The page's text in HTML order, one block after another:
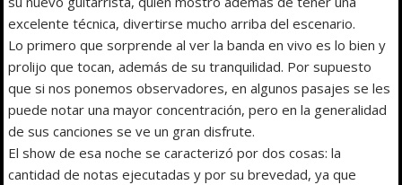
excelente técnica, divertirse mucho arriba del escenario.
Lo primero que sorprende al ver la banda en vivo es lo bien y
prolijo que tocan, además de su tranquilidad. Por supuesto
que si nos ponemos observadores, en algunos pasajes se les
puede notar una mayor concentración, pero en la generalidad
de sus canciones se ve un gran disfrute.
El show de esa noche se caracterizó por dos cosas: la
cantidad de notas ejecutadas y por su brevedad, ya que